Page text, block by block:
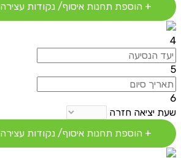
+ הוספת תחנות איסוף/ נקודות עצירה
4
5
6
שעת יציאה חזרה
+ הוספת תחנות איסוף/ נקודות עצירה